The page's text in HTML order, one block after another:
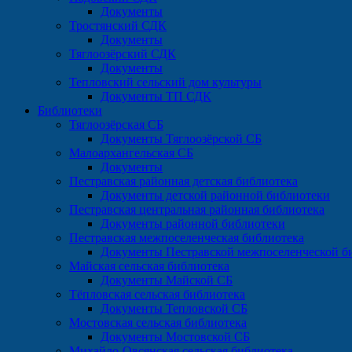
Документы
Тростянский СДК
Документы
Тяглоозёрский СДК
Документы
Тепловский сельский дом культуры
Документы ТП СДК
Библиотеки
Тяглоозёрская СБ
Документы Тяглоозёрской СБ
Малоархангельская СБ
Документы
Пестравская районная детская библиотека
Документы детской районной библиотеки
Пестравская центральная районная библиотека
Документы районной библиотеки
Пестравская межпоселенческая библиотека
Документы Пестравской межпоселенческой
Майская сельская библиотека
Документы Майской СБ
Тёпловская сельская библиотека
Документы Тепловской СБ
Мостовская сельская библиотека
Документы Мостовской СБ